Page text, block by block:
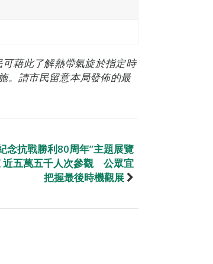
藉此了解熱帶氣旋於指定時
。請市民留意本局發佈的最
念抗戰勝利80周年”主題展覽
近五萬五千人次參觀 公眾宜
把握最後時機觀展